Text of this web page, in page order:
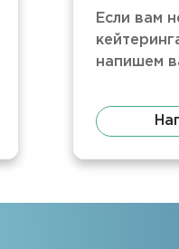
Если вам
напишем